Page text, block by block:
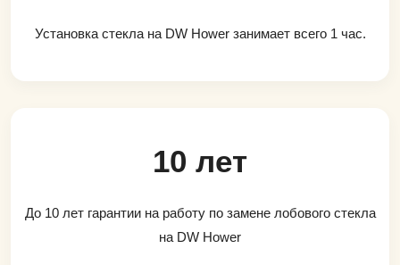
Установка стекла на DW Hower занимает всего 1 час.
10 лет
До 10 лет гарантии на работу по замене лобового стекла
на DW Hower